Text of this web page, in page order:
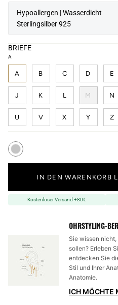
Hypoallergen | Wasserdicht
Sterlingsilber 925
BRIEFE
A
A B C D E
J K L M N
U V X Y Z
IN DEN WARENKORB
Kostenloser Versand +80€
OHRSTYLING-
Sie wissen
sollen? Erleben
entdecken Sie
Stil und Ihrer
Anatomie.
ICH MÖCHTE